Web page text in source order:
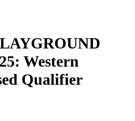
Western
Qualifier